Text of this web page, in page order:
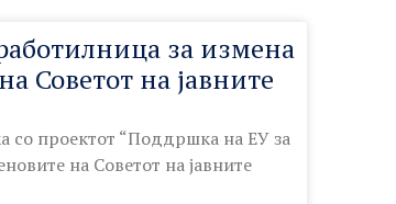
за измена
Советот на јавните
со проектот “Поддршка на ЕУ за
на Советот на јавните